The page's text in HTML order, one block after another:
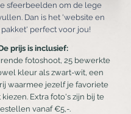
sfeerbeelden om de lege
Dan is het 'website en
pakket' perfect voor jou!
prijs is inclusief:
fotoshoot, 25 bewerkte
kleur als zwart-wit, een
waarmee jezelf je favoriete
Extra foto's zijn bij te
vanaf €5,-.